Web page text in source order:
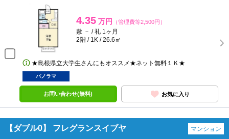
4.35 万円 （管理費等2,500円）
敷 － / 礼 1ヶ月
2階 / 1K / 26.6㎡
★島根県立大学生さんにもオススメ★ネット無料１Ｋ★
パノラマ
お問い合わせ(無料) お気に入り
【ダブル0】 フレグランスイブヤ マンション